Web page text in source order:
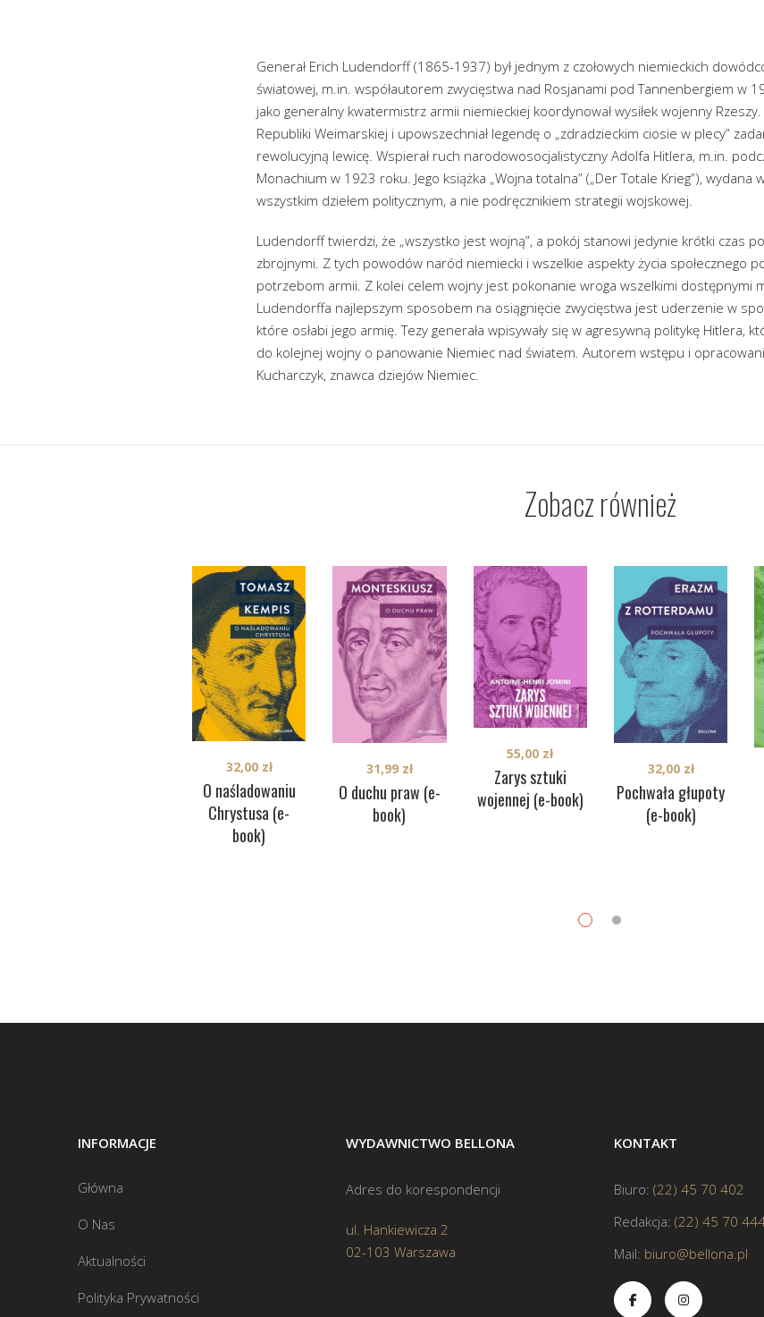
Generał Erich Ludendorff (1865-1937) był jednym z czołowych niemieckich
światowej, m.in. współautorem zwycięstwa nad Rosjanami pod Tannenbergiem w
jako generalny kwatermistrz armii niemieckiej koordynował wysiłek wojenny
Republiki Weimarskiej i upowszechniał legendę o „zdradzieckim ciosie w plecy”
rewolucyjną lewicę. Wspierał ruch narodowosocjalistyczny Adolfa Hitlera, m.in.
Monachium w 1923 roku. Jego książka „Wojna totalna” („Der Totale Krieg”),
wszystkim dziełem politycznym, a nie podręcznikiem strategii wojskowej.
Ludendorff twierdzi, że „wszystko jest wojną”, a pokój stanowi jedynie krótki czas
zbrojnymi. Z tych powodów naród niemiecki i wszelkie aspekty życia społecznego
potrzebom armii. Z kolei celem wojny jest pokonanie wroga wszelkimi dostępnymi
Ludendorffa najlepszym sposobem na osiągnięcie zwycięstwa jest uderzenie w
które osłabi jego armię. Tezy generała wpisywały się w agresywną politykę Hitlera,
do kolejnej wojny o panowanie Niemiec nad światem. Autorem wstępu i
Kucharczyk, znawca dziejów Niemiec.
Zobacz również
O naśladowaniu
Chrystusa (e-
book)
32,00 zł
O duchu praw (e-
book)
31,99 zł
Zarys sztuki
wojennej (e-book)
55,00 zł
Pochwała głupoty
(e-book)
32,00 zł
INFORMACJE
Główna
O Nas
Aktualności
Polityka Prywatności
WYDAWNICTWO BELLONA
Adres do korespondencji
ul. Hankiewicza 2
02-103 Warszawa
KONTAKT
Biuro: (22) 45 70 402
Redakcja: (22) 45 70
Mail: biuro@bellona.pl